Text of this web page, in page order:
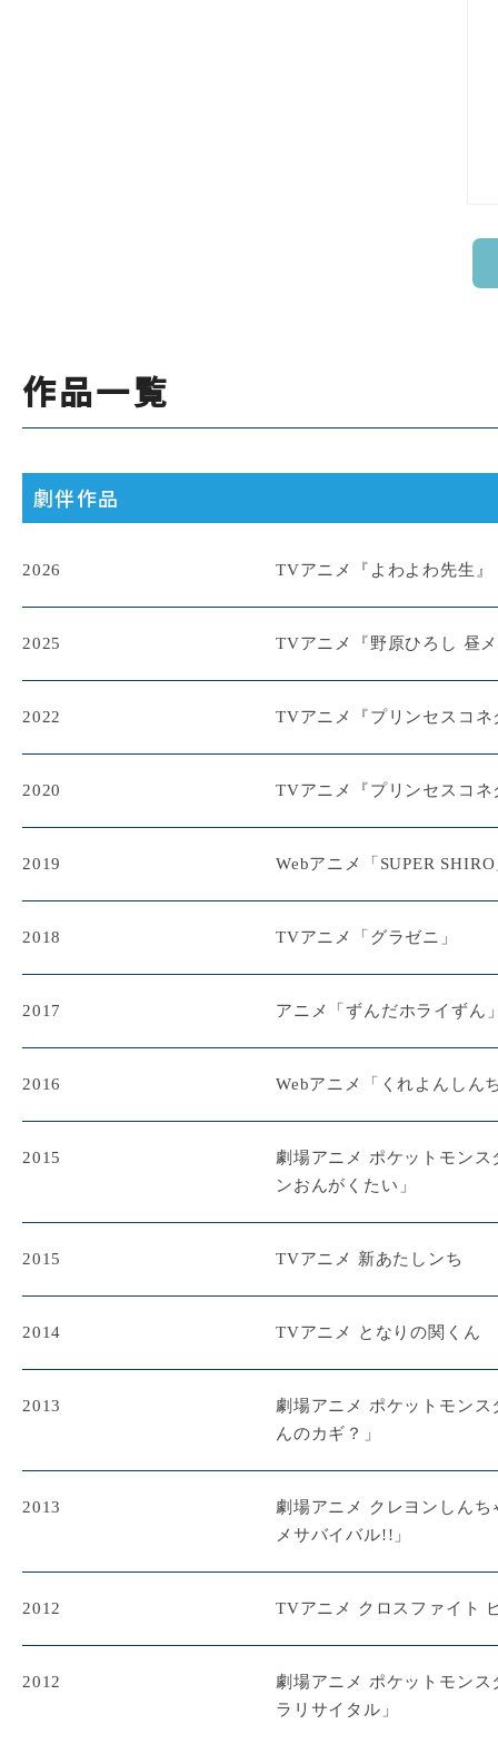
作品一覧
劇伴作品
2026 TVアニメ『よわよわ先生』
2025 TVアニメ『野原ひろし 昼
2022 TVアニメ『プリンセスコネ
2020 TVアニメ『プリンセスコ
2019 Webアニメ「SUPER
2018 TVアニメ「グラゼニ」
2017 アニメ「ずんだホライず
2016 Webアニメ「くれよんし
2015
劇場アニメ ポケットモン
ンおんがくたい」
2015 TVアニメ 新あたしンち
2014 TVアニメ となりの関くん
2013
劇場アニメ ポケットモン
んのカギ？」
2013
劇場アニメ クレヨンしん
メサバイバル!!」
2012 TVアニメ クロスファイト
2012
劇場アニメ ポケットモン
ラリサイタル」